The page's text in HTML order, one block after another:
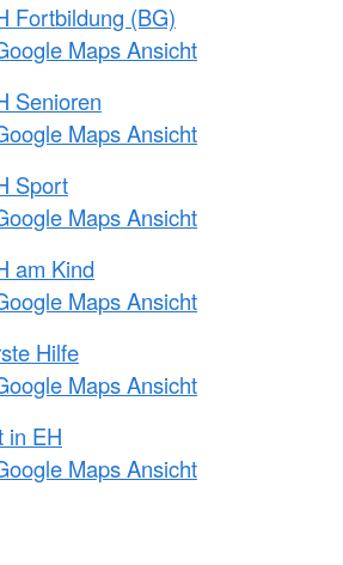
Fortbildung (BG)
Maps Ansicht
Senioren
Maps Ansicht
Sport
Maps Ansicht
am Kind
Maps Ansicht
Hilfe
Maps Ansicht
in EH
Maps Ansicht